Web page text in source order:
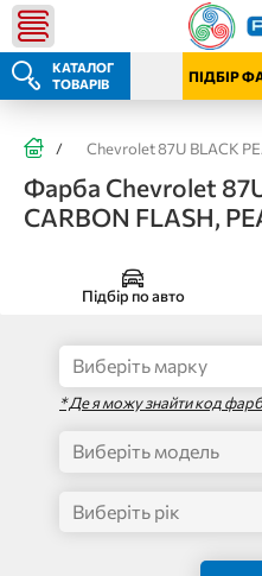
КАТАЛОГ
ТОВАРІВ
ПІДБІР
/ Chevrolet 87U BLACK
Фарба Chevrolet
CARBON FLASH,
Підбір по авто
* Де я можу знайти код